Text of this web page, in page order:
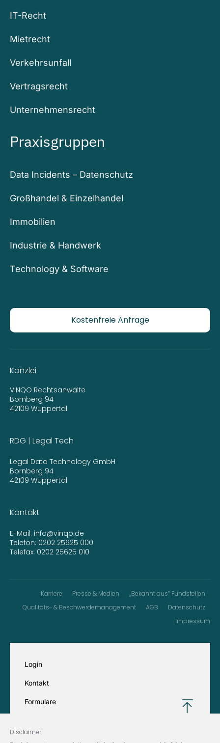
IT-Recht
Mietrecht
Verkehrsunfall
Vertragsrecht
Unternehmensrecht
Praxisgruppen
Data Incidents – Datenschutz
Großhandel & Einzelhandel
Immobilien
Industrie & Handwerk
Technology & Software
Kostenfreie Anfrage
Kanzlei
VINQO Rechtsanwälte
Bornberg 94
42109 Wuppertal
RDG | Legal Tech
Legal Data Technology GmbH
Bornberg 94
42109 Wuppertal
Kontakt
E-Mail: info@vinqo.de
Telefon: 0202 25625 000
Telefax: 0202 25625 010
Karriere Presse & Medien
„Bekannt aus“ Fundstellen
Qualitäts- & Beschwerdemanagement
AGB
Datenschutz
Impressum
Login
Kontakt
Formulare
Disclaimer